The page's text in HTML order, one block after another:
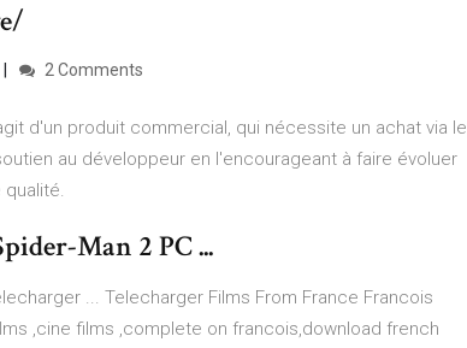
2 Comments
d'un produit commercial, qui nécessite un achat via le
au développeur en l'encourageant à faire évoluer
Man 2 PC ...
... Telecharger Films From France Francois
,cine films ,complete on francois,download french